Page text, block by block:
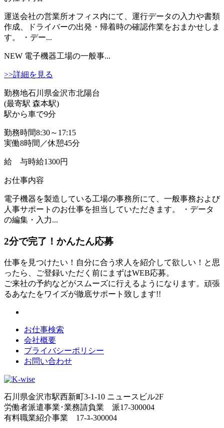
運送会社の営業所オフィス内にて、運行データの入力や書類
作成、ドライバーの出発・帰着時の確認作業をおまかせしま
す。 ・デー...
NEW 電子機器工場の一般事...
>>詳細を見る
勤務地石川県金沢市北陽台
(最寄駅 森本駅)
駅から車で9分
勤務時間8:30～17:15
実働8時間／休憩45分
給 与時給1300円
お仕事内容
電子機器を製造している工場の事務所にて、一般事務および
人事サポートのお仕事を担当していただきます。 ・データ
の編集・入力...
2分で完了！かんたん応募
仕事を見つけたい！自分に合う求人を紹介して欲しい！と思
ったら、ご登録いただく前にまずはWEB応募。
ご来社の予約などがスムーズに行えるようになります。頑張
るあなたをワイズが徹底サポート致します!!
お仕事検索
会社概要
プライバシーポリシー
お問い合わせ
石川県金沢市駅西新町3-1-10 ニュースビル2F
労働者派遣事業･業務請負業 派17-300004
有料職業紹介事業 17-ﾕ-300004